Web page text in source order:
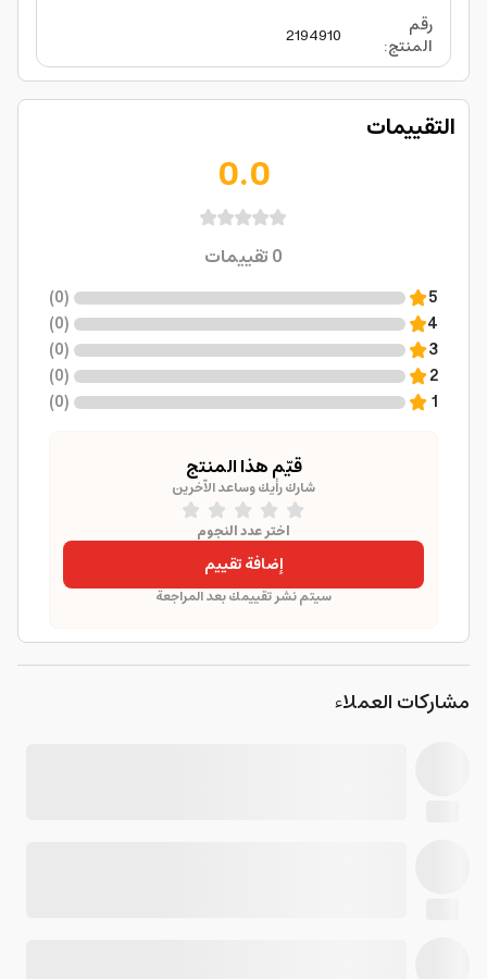
رقم
المنتج:
2194910
التقييمات
0.0
0تقييمات
5
(
0
)
4
(
0
)
3
(
0
)
2
(
0
)
1
(
0
)
قيّم هذا المنتج
شارك رأيك وساعد الآخرين
اختر عدد النجوم
إضافة تقييم
سيتم نشر تقييمك بعد المراجعة
مشاركات العملاء